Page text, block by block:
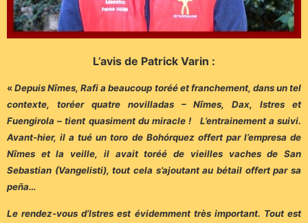
L’avis de Patrick Varin :
«Depuis Nîmes, Rafi a beaucoup toréé et franchement, dans un tel
contexte, toréer quatre novilladas – Nîmes, Dax, Istres et
Fuengirola – tient quasiment du miracle ! L’entrainement a suivi.
Avant-hier, il a tué un toro de Bohórquez offert par l’empresa de
Nîmes et la veille, il avait toréé de vieilles vaches de San
Sebastian (Vangelisti), tout cela s’ajoutant au bétail offert par sa
peña…
Le rendez-vous d’Istres est évidemment très important. Tout est